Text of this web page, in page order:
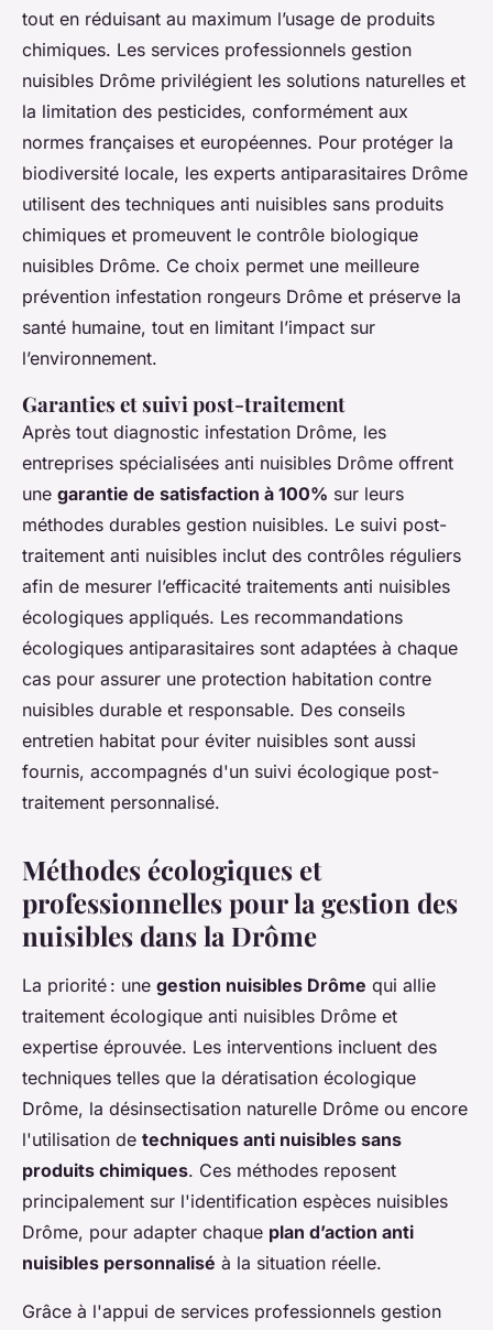
tout en réduisant au maximum l’usage de produits
chimiques. Les services professionnels gestion
nuisibles Drôme privilégient les solutions naturelles et
la limitation des pesticides, conformément aux
normes françaises et européennes. Pour protéger la
biodiversité locale, les experts antiparasitaires Drôme
utilisent des techniques anti nuisibles sans produits
chimiques et promeuvent le contrôle biologique
nuisibles Drôme. Ce choix permet une meilleure
prévention infestation rongeurs Drôme et préserve la
santé humaine, tout en limitant l’impact sur
l’environnement.
Garanties et suivi post-traitement
Après tout diagnostic infestation Drôme, les
entreprises spécialisées anti nuisibles Drôme offrent
une garantie de satisfaction à 100% sur leurs
méthodes durables gestion nuisibles. Le suivi post-
traitement anti nuisibles inclut des contrôles réguliers
afin de mesurer l’efficacité traitements anti nuisibles
écologiques appliqués. Les recommandations
écologiques antiparasitaires sont adaptées à chaque
cas pour assurer une protection habitation contre
nuisibles durable et responsable. Des conseils
entretien habitat pour éviter nuisibles sont aussi
fournis, accompagnés d'un suivi écologique post-
traitement personnalisé.
Méthodes écologiques et
professionnelles pour la gestion des
nuisibles dans la Drôme
La priorité : une gestion nuisibles Drôme qui allie
traitement écologique anti nuisibles Drôme et
expertise éprouvée. Les interventions incluent des
techniques telles que la dératisation écologique
Drôme, la désinsectisation naturelle Drôme ou encore
l'utilisation de techniques anti nuisibles sans
produits chimiques. Ces méthodes reposent
principalement sur l'identification espèces nuisibles
Drôme, pour adapter chaque plan d’action anti
nuisibles personnalisé à la situation réelle.
Grâce à l'appui de services professionnels gestion